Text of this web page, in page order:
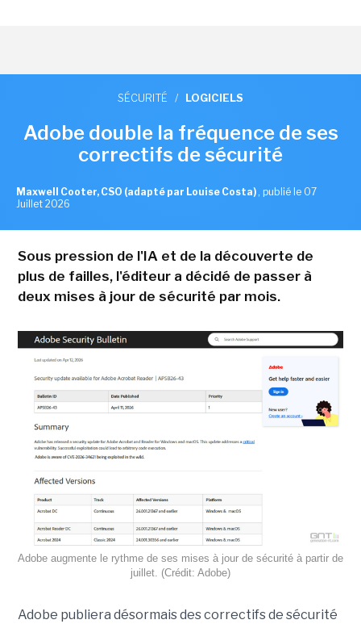
SÉCURITÉ / LOGICIELS
Adobe double la fréquence de ses
correctifs de sécurité
Maxwell Cooter, CSO (adapté par Louise Costa) , publié le 07
Juillet 2026
Sous pression de l'IA et de la découverte de
plus de failles, l'éditeur a décidé de passer à
deux mises à jour de sécurité par mois.
Adobe augmente le rythme de ses mises à jour de sécurité à partir de
juillet. (Crédit: Adobe)
Adobe publiera désormais des correctifs de sécurité